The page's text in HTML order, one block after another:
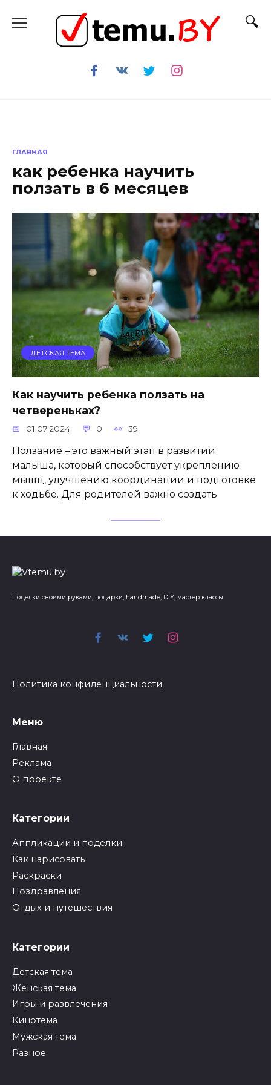
содержанию
ГЛАВНАЯ
как ребенка научить
ползать в 6 месяцев
ДЕТСКАЯ ТЕМА
Как научить ребенка ползать на
четвереньках?
01.07.2024 0 39
Ползание – это важный этап в развитии
малыша, который способствует укреплению
мышц, улучшению координации и подготовке
к ходьбе. Для родителей важно создать
Поделки своими руками, подарки, handmade, DIY, мастер классы
Политика конфиденциальности
Меню
Главная
Реклама
О проекте
Категории
Аппликации и поделки
Как нарисовать
Раскраски
Поздравления
Отдых и путешествия
Категории
Детская тема
Женская тема
Игры и развлечения
Кинотема
Мужская тема
Разное